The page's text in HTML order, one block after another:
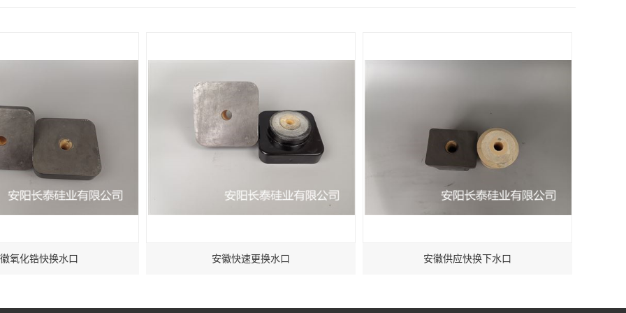
氧化锆快换水口 安徽快速更换水口 安徽供应快换下水口